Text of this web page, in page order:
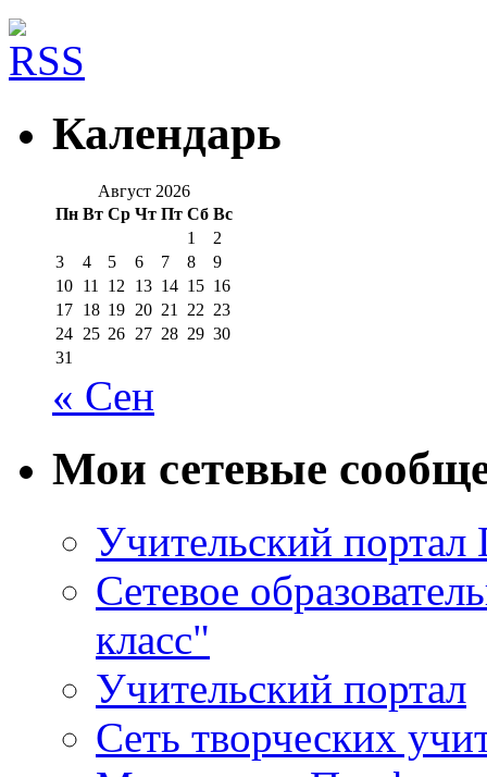
Календарь
Август 2026
Пн Вт Ср Чт Пт Сб Вс
1
2
3
4 5 6 7 8
9
10 11 12 13 14 15 16
17 18 19 20 21 22 23
24 25 26 27 28 29 30
31
« Сен
Мои сетевые
Учительский
Сетевое
класс"
Учительский портал
Сеть творческих